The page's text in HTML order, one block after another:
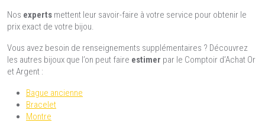
Nos experts mettent leur savoir-faire à votre service pour obtenir le
prix exact de votre bijou.
Vous avez besoin de renseignements supplémentaires ? Découvrez
les autres bijoux que l’on peut faire estimer par le Comptoir d’Achat Or
et Argent :
Bague ancienne
Bracelet
Montre